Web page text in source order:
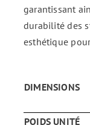
garantissant
durabilité des
esthétique
DIMENSIONS
POIDS UNITÉ